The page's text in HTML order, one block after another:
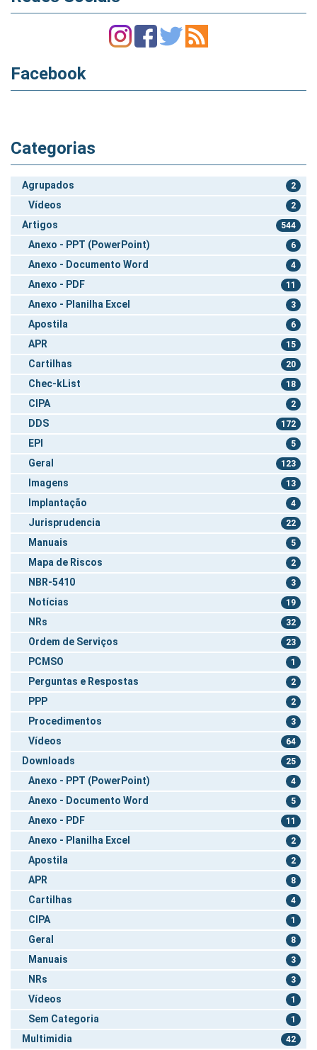
Facebook
Categorias
Agrupados 2
Vídeos 2
Artigos 544
Anexo - PPT (PowerPoint) 6
Anexo - Documento Word 4
Anexo - PDF 11
Anexo - Planilha Excel 3
Apostila 6
APR 15
Cartilhas 20
Chec-kList 18
CIPA 2
DDS 172
EPI 5
Geral 123
Imagens 13
Implantação 4
Jurisprudencia 22
Manuais 5
Mapa de Riscos 2
NBR-5410 3
Notícias 19
NRs 32
Ordem de Serviços 23
PCMSO 1
Perguntas e Respostas 2
PPP 2
Procedimentos 3
Vídeos 64
Downloads 25
Anexo - PPT (PowerPoint) 4
Anexo - Documento Word 5
Anexo - PDF 11
Anexo - Planilha Excel 2
Apostila 2
APR 8
Cartilhas 4
CIPA 1
Geral 8
Manuais 3
NRs 3
Vídeos 1
Sem Categoria 1
Multimidia 42